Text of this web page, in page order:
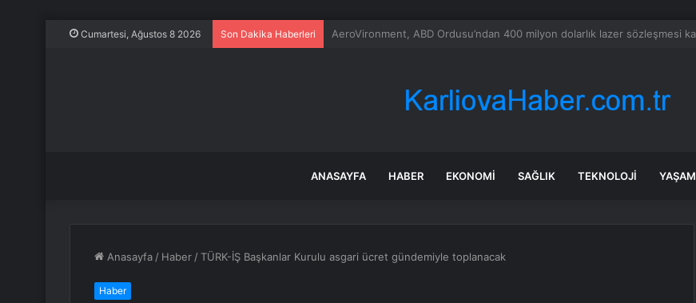
Cumartesi, Ağustos 8 2026 Son Dakika Haberleri Fransa’daki yangınlarda 4 itfaiye eri hayatını kaybetti
ANASAYFA HABER EKONOMI SAĞLIK TEKNOLOJI YAŞAM
Anasayfa / Haber /TÜRK-İŞ Başkanlar Kurulu asgari ücret gündemiyle toplanacak
Haber